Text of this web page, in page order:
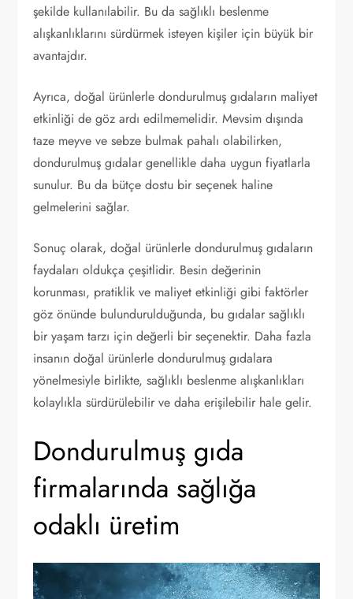
şekilde kullanılabilir. Bu da sağlıklı beslenme
alışkanlıklarını sürdürmek isteyen kişiler için büyük bir
avantajdır.
Ayrıca, doğal ürünlerle dondurulmuş gıdaların maliyet
etkinliği de göz ardı edilmemelidir. Mevsim dışında
taze meyve ve sebze bulmak pahalı olabilirken,
dondurulmuş gıdalar genellikle daha uygun fiyatlarla
sunulur. Bu da bütçe dostu bir seçenek haline
gelmelerini sağlar.
Sonuç olarak, doğal ürünlerle dondurulmuş gıdaların
faydaları oldukça çeşitlidir. Besin değerinin
korunması, pratiklik ve maliyet etkinliği gibi faktörler
göz önünde bulundurulduğunda, bu gıdalar sağlıklı
bir yaşam tarzı için değerli bir seçenektir. Daha fazla
insanın doğal ürünlerle dondurulmuş gıdalara
yönelmesiyle birlikte, sağlıklı beslenme alışkanlıkları
kolaylıkla sürdürülebilir ve daha erişilebilir hale gelir.
Dondurulmuş gıda
firmalarında sağlığa
odaklı üretim